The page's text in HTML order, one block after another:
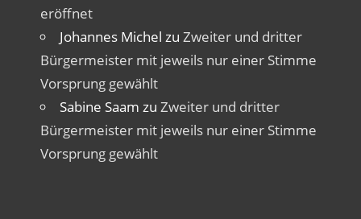
eröffnet
Johannes Michel zu Zweiter und dritter
Bürgermeister mit jeweils nur einer Stimme
Vorsprung gewählt
Sabine Saam zu Zweiter und dritter
Bürgermeister mit jeweils nur einer Stimme
Vorsprung gewählt